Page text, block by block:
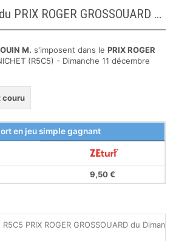
Arrivée définitive du PRIX ROGER GROSSOUARD à PORNICHET
M. s'imposent dans le PRIX ROGER
(R5C5) - Dimanche 11 décembre
couru
en jeu simple gagnant
9,50 €
PRIX ROGER GROSSOUARD du